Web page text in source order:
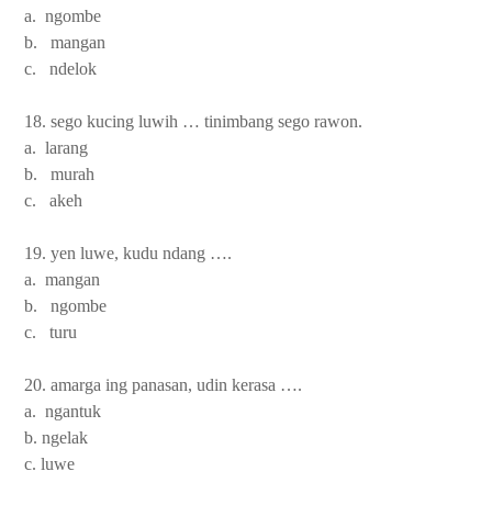
a. ngombe
b. mangan
c. ndelok
18. sego kucing luwih … tinimbang sego rawon.
a. larang
b. murah
c. akeh
19. yen luwe, kudu ndang ….
a. mangan
b. ngombe
c. turu
20. amarga ing panasan, udin kerasa ….
a. ngantuk
b. ngelak
c. luwe